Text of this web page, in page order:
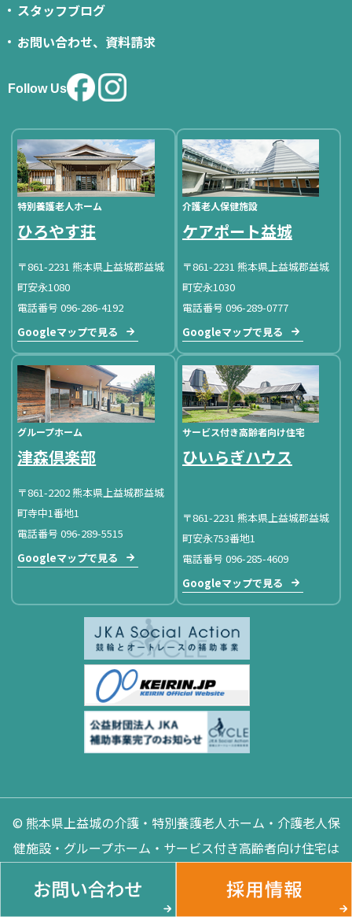
スタッフブログ
お問い合わせ、資料請求
Follow Us
特別養護老人ホーム
ひろやす荘
〒861-2231 熊本県上益城郡益城
町安永1080
電話番号 096-286-4192
Googleマップで見る
介護老人保健施設
ケアポート益城
〒861-2231 熊本県上益城郡益城
町安永1030
電話番号 096-289-0777
Googleマップで見る
グループホーム
津森倶楽部
〒861-2202 熊本県上益城郡益城
町寺中1番地1
電話番号 096-289-5515
Googleマップで見る
サービス付き高齢者向け住宅
ひいらぎハウス
〒861-2231 熊本県上益城郡益城
町安永753番地1
電話番号 096-285-4609
Googleマップで見る
© 熊本県上益城の介護・特別養護老人ホーム・介護老人保
健施設・グループホーム・サービス付き高齢者向け住宅は